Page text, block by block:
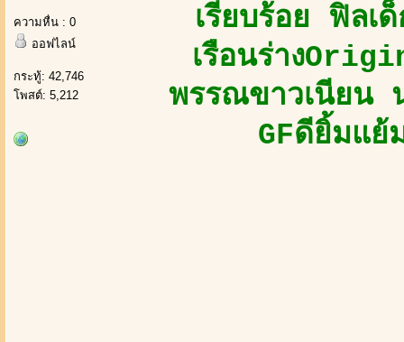
ความหื่น : 0
ออฟไลน์
กระทู้: 42,746
โพสต์: 5,212
เรียบร้อย ฟิล
เรือนร่าง
พรรณขาวเนียน
GFดียิ้มแ